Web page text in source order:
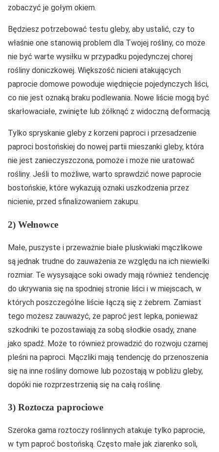
zobaczyć je gołym okiem.
Będziesz potrzebować testu gleby, aby ustalić, czy to
właśnie one stanowią problem dla Twojej rośliny, co może
nie być warte wysiłku w przypadku pojedynczej chorej
rośliny doniczkowej. Większość nicieni atakujących
paprocie domowe powoduje więdnięcie pojedynczych liści,
co nie jest oznaką braku podlewania. Nowe liście mogą być
skarłowaciałe, zwinięte lub żółknąć z widoczną deformacją.
Tylko spryskanie gleby z korzeni paproci i przesadzenie
paproci bostońskiej do nowej partii mieszanki gleby, która
nie jest zanieczyszczona, pomoże i może nie uratować
rośliny. Jeśli to możliwe, warto sprawdzić nowe paprocie
bostońskie, które wykazują oznaki uszkodzenia przez
nicienie, przed sfinalizowaniem zakupu.
2) Wełnowce
Małe, puszyste i przeważnie białe pluskwiaki mączlikowe
są jednak trudne do zauważenia ze względu na ich niewielki
rozmiar. Te wysysające soki owady mają również tendencję
do ukrywania się na spodniej stronie liści i w miejscach, w
których poszczególne liście łączą się z żebrem. Zamiast
tego możesz zauważyć, że paproć jest lepka, ponieważ
szkodniki te pozostawiają za sobą słodkie osady, znane
jako spadź. Może to również prowadzić do rozwoju czarnej
pleśni na paproci. Mączliki mają tendencję do przenoszenia
się na inne rośliny domowe lub pozostają w pobliżu gleby,
dopóki nie rozprzestrzenią się na całą roślinę.
3) Roztocza paprociowe
Szeroka gama roztoczy roślinnych atakuje tylko paprocie,
w tym paproć bostońską. Często małe jak ziarenko soli,